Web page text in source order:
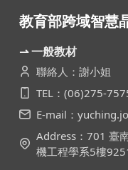
教育部跨域智慧
⇀ 一般教材
聯絡人：謝小姐
TEL：(06)275-
E-mail：
Address：701 臺
機工程學系5樓